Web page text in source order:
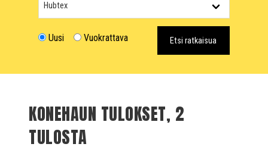
Uusi Vuokrattava Etsi ratkaisua
KONEHAUN TULOKSET, 2
TULOSTA